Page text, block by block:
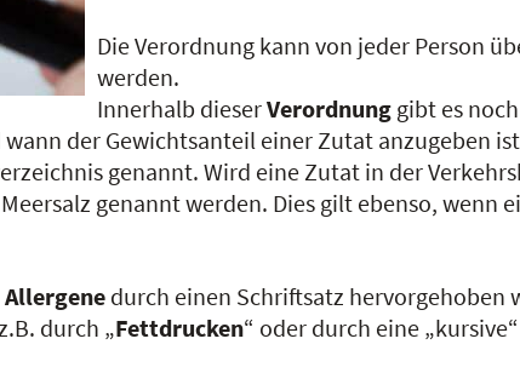
Die Verordnung kann von jeder Person
werden.
Innerhalb dieserVerordnung gibt es
der Gewichtsanteil einer Zutat anzugeben
genannt. Wird eine Zutat in der
genannt werden. Dies gilt ebenso, wenn
Allergene durch einen Schriftsatz hervorgehoben
durch „Fettdrucken“ oder durch eine